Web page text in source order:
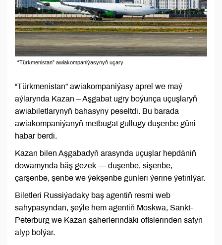
“Türkmenistan” awiakompaniýasynyň uçary
“Türkmenistan” awiakompaniýasy aprel we maý
aýlarynda Kazan – Aşgabat ugry boýunça uçuşlaryň
awiabiletlarynyň bahasyny peseltdi. Bu barada
awiakompaniýanyň metbugat gullugy duşenbe güni
habar berdi.
Kazan bilen Aşgabadyň arasynda uçuşlar hepdäniň
dowamynda bäş gezek — duşenbe, sişenbe,
çarşenbe, şenbe we ýekşenbe günleri ýerine ýetirilýär.
Biletleri Russiýadaky baş agentiň resmi web
sahypasyndan, şeýle hem agentiň Moskwa, Sankt-
Peterburg we Kazan şäherlerindäki ofislerinden satyn
alyp bolýar.